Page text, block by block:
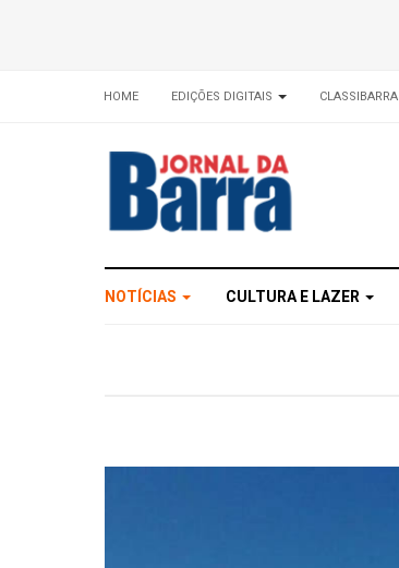
HOME EDIÇÕES DIGITAIS CLASSIBARRA
NOTÍCIAS CULTURA E LAZER